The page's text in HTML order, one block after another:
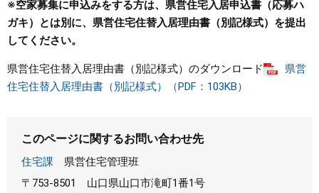
※空家募集に申込みをする方は、県営住宅入居申込書（応募ハ
ガキ）とは別に、県営住宅住替入居理由書（別記様式）を提出
してください。
県営住宅住替入居理由書（別記様式）のダウンロード
県営
住宅住替入居理由書（別記様式）（PDF：103KB）
このページに関するお問い合わせ先
住宅課
県営住宅管理班
〒753-8501
山口県山口市滝町1番1号